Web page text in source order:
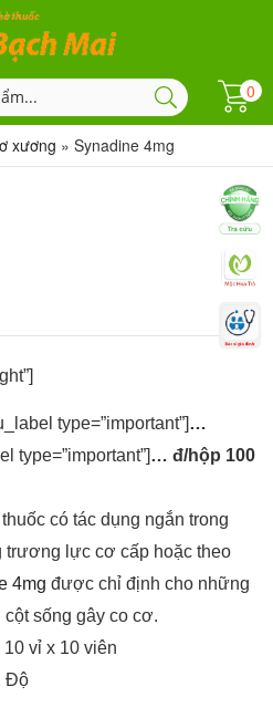
0
xương » Synadine 4mg
type=”important”]…
type=”important”]… đ/hộp 100
thuốc có tác dụng ngắn trong
trương lực cơ cấp hoặc theo
4mg được chỉ định cho những
sống gây co cơ.
vỉ x 10 viên
Độ